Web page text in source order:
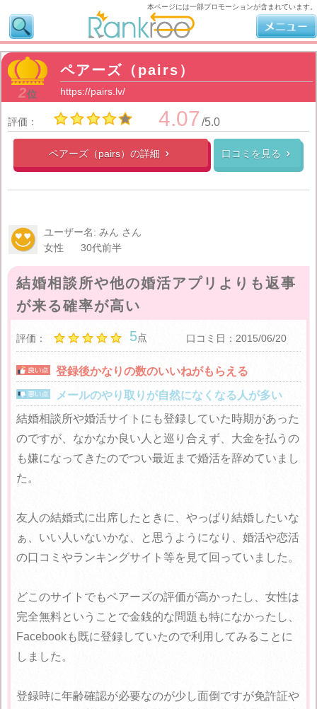
2位
ペアーズ（pairs）
https://pairs.lv/
評価： 4.07 /5.0
ペアーズ（pairs）の詳細  口コミを見る 
ユーザー名: みん さん
女性
30代前半
結婚相談所や他の婚活アプリよりも返事
が来る確率が高い
評価： 5点 口コミ日：2015/06/20
登録後かなりの数のいいねがもらえる
メールのやり取りが自然になくなる人が多い
結婚相談所や婚活サイトにも登録していた時期があった
のですが、なかなか良い人と巡り合えず、大金を払うの
も嫌になってきたのでつい最近まで婚活を辞めていまし
た。
友人の結婚式に出席したときに、やっぱり結婚したいな
ぁ、いい人いないかな、と思うようになり、婚活や恋活
の口コミやランキングサイト等を見て回っていました。
どこのサイトでもペアーズの評価が高かったし、女性は
完全無料ということで金銭的な問題も特になかったし、
Facebookも既に登録していたので利用してみることに
しました。
登録時に年齢確認が必要なのが少し面倒ですが免許証や
本ページには一部プロモーションが含まれています。